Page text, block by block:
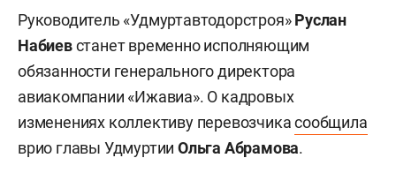
Руководитель «Удмуртавтодорстроя»Руслан
Набиевстанет временно исполняющим
обязанности генерального директора
авиакомпании «Ижавиа». О кадровых
изменениях коллективу перевозчикасообщила
врио главы УдмуртииОльга Абрамова.